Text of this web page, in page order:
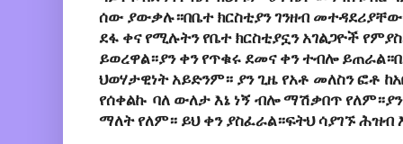
ሰው ያውቃሉ።በቤተ ክርስቲያን ገንዘብ
ደፋ ቀና የሚሉትን የቤተ ክርስቲያኗን አገልጋዮች
ይወረዋል።ያን ቀን የጥቁሩ ደመና ቀን ተብሎ
ህወሃታዊነት አይድንም። ያን ጊዜ የአቶ መለስን ፎቶ
የሰቀልኩ ባለ ውለታ እኔ ነኝ ብሎ ማሽቃበጥ
ማለት የለም። ይህ ቀን ያስፈራል።ፍትህ ሳያገኙ